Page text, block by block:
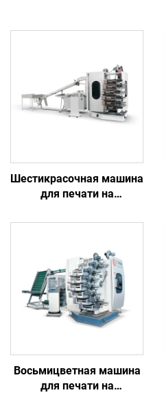
Шестикрасочная машина
для печати на
стаканчиках
Восьмицветная машина
для печати на